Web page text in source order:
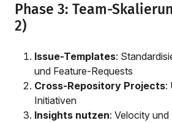
Phase 3: Team-
2)
Issue-Templates:
und Feature-Requests
Cross-Repository Projects:
Initiativen
Insights nutzen: Velocity